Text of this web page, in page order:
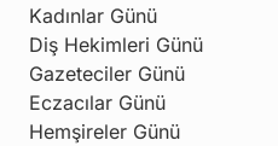
Kadınlar Günü
Diş Hekimleri Günü
Gazeteciler Günü
Eczacılar Günü
Hemşireler Günü